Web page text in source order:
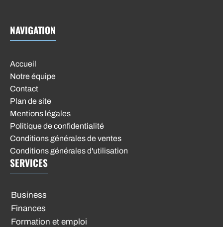
NAVIGATION
Accueil
Notre équipe
Contact
Plan de site
Mentions légales
Politique de confidentialité
Conditions générales de ventes
Conditions générales d'utilisation
SERVICES
Business
Finances
Formation et emploi